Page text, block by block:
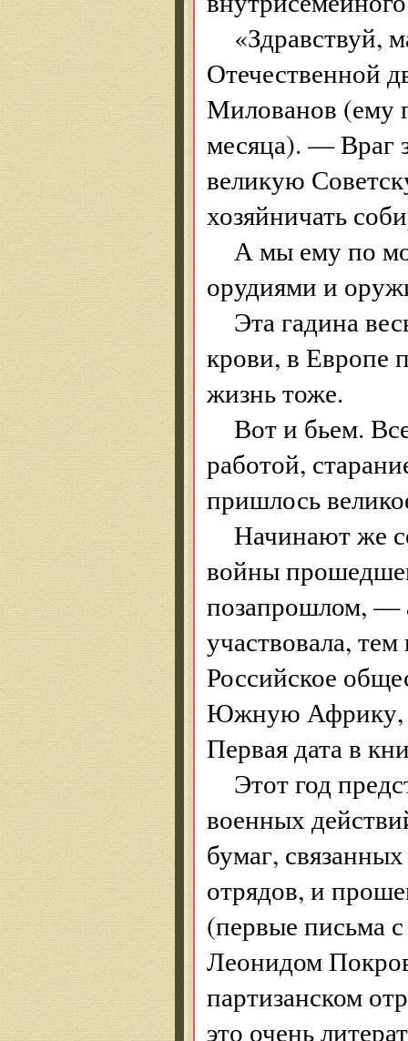
«Здравствуй,
Отечественной
Милованов (ему
месяца). — Враг
великую
хозяйничать
А мы ему по
орудиями и
Эта гадина
крови, в Европе
жизнь тоже.
Вот и бьем.
работой,
пришлось
Начинают же
войны
позапрошлом, —
участвовала,
Российское
Южную Африку,
Первая дата в
Этот год
военных
бумаг,
отрядов, и
(первые письма
Леонидом
партизанском
это очень